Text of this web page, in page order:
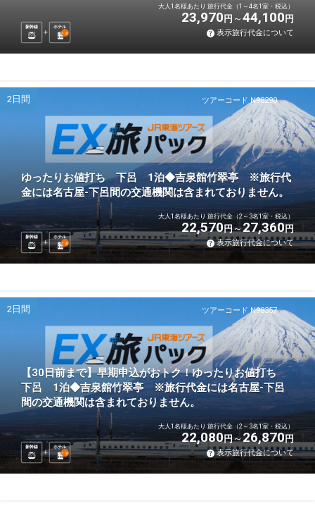
新幹線
ホテル
1 泊
大人1名様あたり 旅行代金（1～4名1室・税込）
23,970 円 44,100 円
表示旅行代金について
ツアーコード N98290
2日間
ゆったりお値打ち 下呂 1泊◆吉泉館竹翠亭 ※旅行代
金には名古屋-下呂間の交通機関は含まれておりません。
新幹線
ホテル
1 泊
大人1名様あたり 旅行代金（2～3名1室・税込）
22,570円 27,360円
表示旅行代金について
ツアーコード N98357
2日間
【30日前まで】早期申込がおトク！ゆったりお値打ち
下呂 1泊◆吉泉館竹翠亭 ※旅行代金には名古屋-下呂
間の交通機関は含まれておりません。
新幹線
ホテル
1 泊
大人1名様あたり 旅行代金（2～3名1室・税込）
22,080円 26,870円
表示旅行代金について